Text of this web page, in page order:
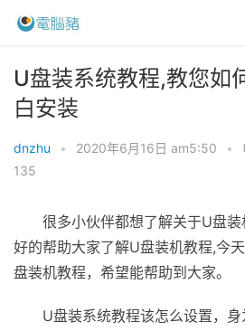
U盘装系统教程,教您如
白安装
dnzhu • 2020年6月16日 am5:50 •
135
很多小伙伴都想了解关于U盘
好的帮助大家了解U盘装机教程,今
盘装机教程，希望能帮助到大家。
U盘装系统教程该怎么设置，